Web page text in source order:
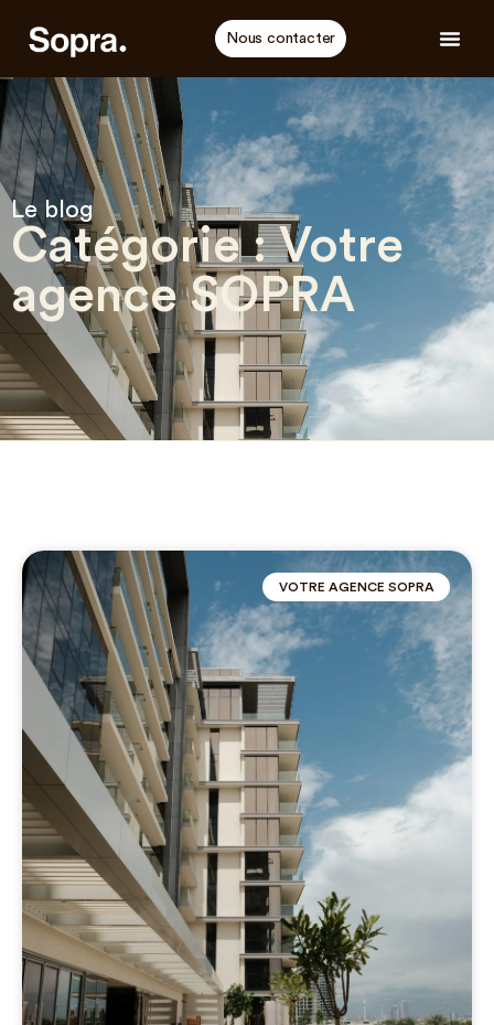
Nous contacter
Le blog
Catégorie : Votre
agence SOPRA
VOTRE AGENCE SOPRA